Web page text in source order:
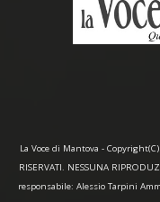
La Voce di Mantova -
RISERVATI. NESSUNA
responsabile: Alessio Tarpini